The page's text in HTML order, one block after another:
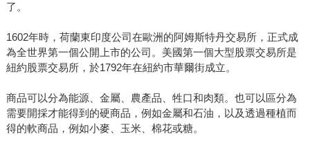
了。
1602年時，荷蘭東印度公司在歐洲的阿姆斯特丹交易所，正式成
為全世界第一個公開上市的公司。美國第一個大型股票交易所是
紐約股票交易所，於1792年在紐約市華爾街成立。
商品可以分為能源、金屬、農產品、牲口和肉類。也可以區分為
需要開採才能得到的硬商品，例如金屬和石油，以及透過種植而
得的軟商品，例如小麥、玉米、棉花或糖。